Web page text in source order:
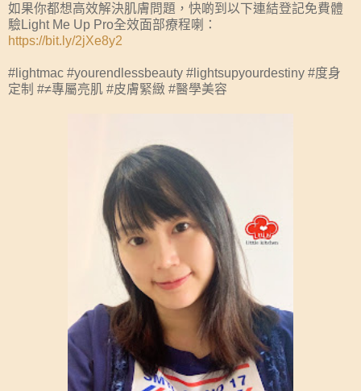
如果你都想高效解決肌膚問題，快啲到以下連結登記免費體
驗Light Me Up Pro全效面部療程喇：
https://bit.ly/2jXe8y2
#lightmac #yourendlessbeauty #lightsupyourdestiny #度身
定制 #≠專屬亮肌 #皮膚緊緻 #醫學美容